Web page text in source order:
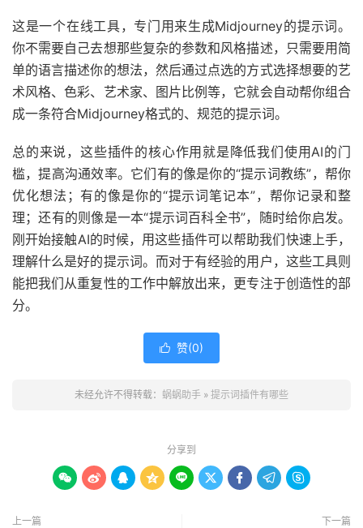
这是一个在线工具，专门用来生成Midjourney的提示词。
你不需要自己去想那些复杂的参数和风格描述，只需要用简
单的语言描述你的想法，然后通过点选的方式选择想要的艺
术风格、色彩、艺术家、图片比例等，它就会自动帮你组合
成一条符合Midjourney格式的、规范的提示词。
总的来说，这些插件的核心作用就是降低我们使用AI的门
槛，提高沟通效率。它们有的像是你的“提示词教练”，帮你
优化想法；有的像是你的“提示词笔记本”，帮你记录和整
理；还有的则像是一本“提示词百科全书”，随时给你启发。
刚开始接触AI的时候，用这些插件可以帮助我们快速上手，
理解什么是好的提示词。而对于有经验的用户，这些工具则
能把我们从重复性的工作中解放出来，更专注于创造性的部
分。
 赞(0)
未经允许不得转载： 蜗蜗助手 » 提示词插件有哪些
分享到
        
上一篇 下一篇